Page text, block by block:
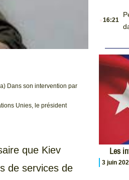
Dans son intervention par
Unies, le président
que Kiev
de services de
16:21
Les
3 juin